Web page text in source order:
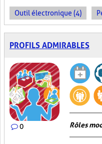
Outil électronique (4)
PROFILS ADMIRABLES
0 Rôles